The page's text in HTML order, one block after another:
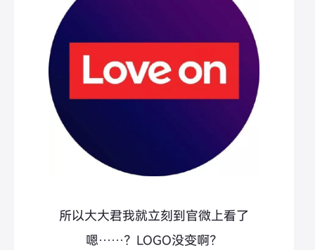
所以大大君我就立刻到官微上看了
嗯……？LOGO没变啊？